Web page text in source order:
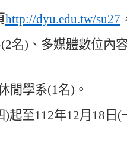
http://dyu.edu.tw/su27
(2名) 、 多媒體數位內
閒學系(1名) 。
)起至112年12月 18 日 (